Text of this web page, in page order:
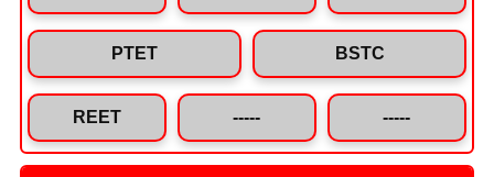
PTET BSTC
REET ----- -----